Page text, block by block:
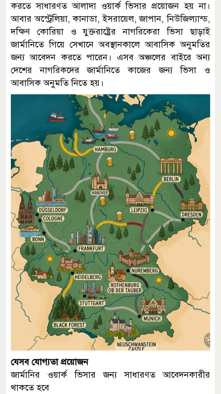
করতে সাধারণত আলাদা ওয়ার্ক ভিসার প্রয়োজন হয় না।
আবার অস্ট্রেলিয়া, কানাডা, ইসরায়েল, জাপান, নিউজিল্যান্ড,
দক্ষিণ কোরিয়া ও যুক্তরাষ্ট্রের নাগরিকেরা ভিসা ছাড়াই
জার্মানিতে গিয়ে সেখানে অবস্থানকালে আবাসিক অনুমতির
জন্য আবেদন করতে পারেন। এসব অঞ্চলের বাইরে অন্য
দেশের নাগরিকদের জার্মানিতে কাজের জন্য ভিসা ও
আবাসিক অনুমতি নিতে হয়।
যেসব যোগ্যতা প্রয়োজন
জার্মানির ওয়ার্ক ভিসার জন্য সাধারণত আবেদনকারীর
থাকতে হবে